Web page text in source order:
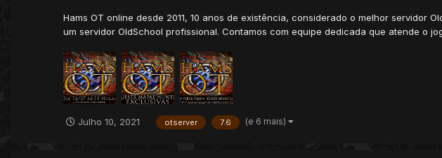
Hams OT online desde 2011, 10 anos de existência, considerado o melhor servidor
um servidor OldSchool profissional. Contamos com equipe dedicada que atende o
Julho 10, 2021 otserver 7.6 (e 6 mais)